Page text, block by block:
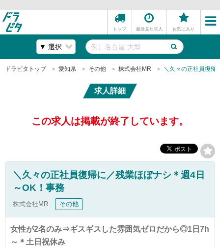
トップ 最近見た求人 お気に入り
ドラピタトップ 愛知県 その他 株式会社MR ＼久々の正社員復帰
求人詳細
この求人は掲載が終了しています。
＼久々の正社員復帰に／残業ほぼナシ＊週4日
～OK！事務
株式会社MR その他
女性が2名のみ⇒ギスギスした雰囲気ゼロだから◎1日7h
～＊土日祝休み